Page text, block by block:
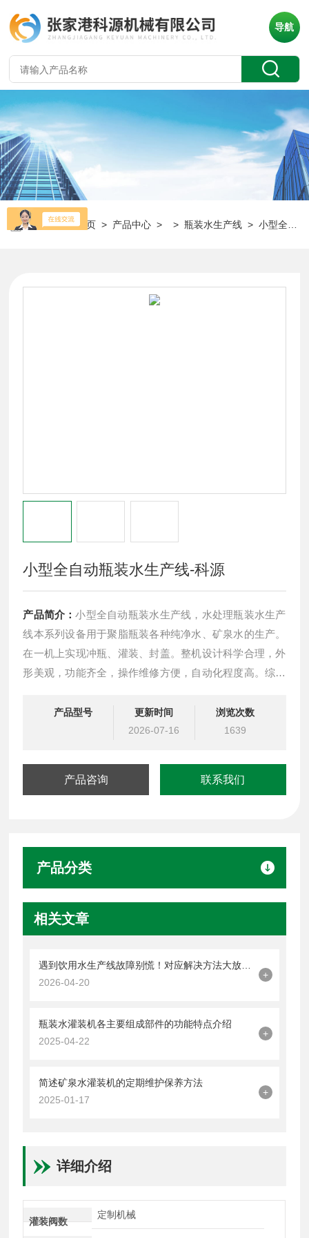
导航
当前位置：首页 > 产品中心 > >瓶装水生产线 > 小型全自动瓶装水生产线-科源
小型全自动瓶装水生产线-科源
产品简介：小型全自动瓶装水生产线，水处理瓶装水生产
线本系列设备用于聚脂瓶装各种纯净水、矿泉水的生产。
在一机上实现冲瓶、灌装、封盖。整机设计科学合理，外
形美观，功能齐全，操作维修方便，自动化程度高。综合
产品型号
更新时间
2026-07-16
浏览次数
1639
产品咨询 联系我们
产品分类
相关文章
2026-04-20
+
瓶装水灌装机各主要组成部件的功能特点介绍
2025-04-22
+
简述矿泉水灌装机的定期维护保养方法
2025-01-17
+
详细介绍
灌装阀数
定制机械